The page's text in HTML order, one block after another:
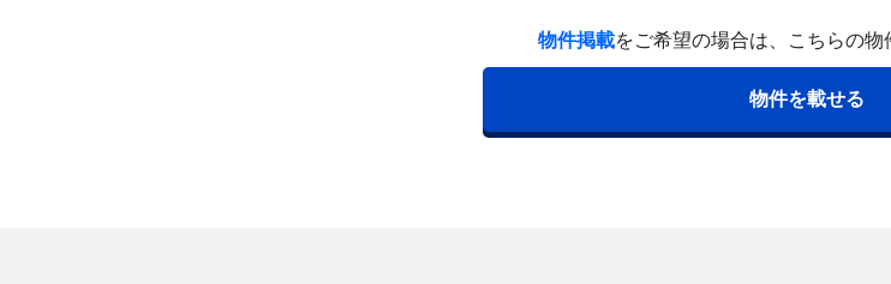
物件掲載をご希望の場合は、 こちらの物
物件を載せる